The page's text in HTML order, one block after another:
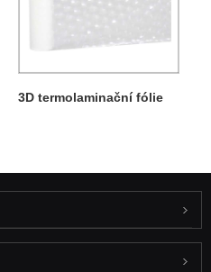
3D termolaminační fólie